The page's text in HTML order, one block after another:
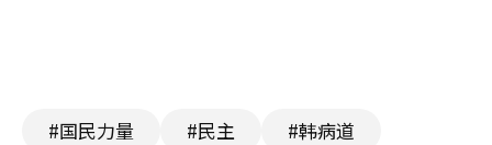
#国民力量 #民主
#韩病道